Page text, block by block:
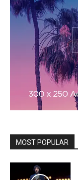
MOST POPULAR